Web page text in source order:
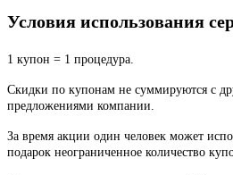
Условия использования
1 купон = 1 процедура.
Скидки по купонам не суммируются с
предложениями компании.
За время акции один человек может
подарок неограниченное количество